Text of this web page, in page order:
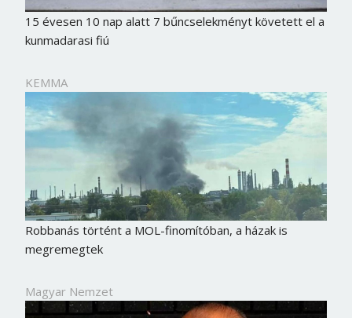
15 évesen 10 nap alatt 7 bűncselekményt követett el a
kunmadarasi fiú
KEMMA
Robbanás történt a MOL-finomítóban, a házak is
megremegtek
Magyar Nemzet